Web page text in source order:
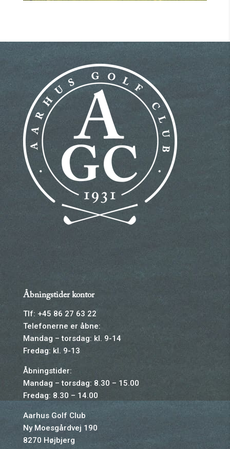
Åbningstider kontor
Tlf: +45 86 27 63 22
Telefonerne er åbne:
Mandag – torsdag: kl. 9-14
Fredag: kl. 9-13
Åbningstider:
Mandag – torsdag: 8.30 – 15.00
Fredag: 8.30 – 14.00
Aarhus Golf Club
Ny Moesgårdvej 190
8270 Højbjerg